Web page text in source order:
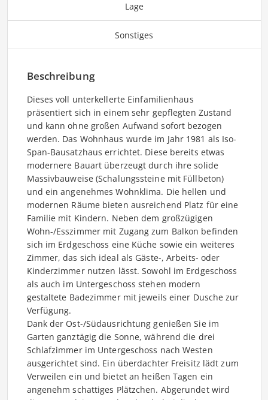
Lage
Sonstiges
Beschreibung
Dieses voll unterkellerte Einfamilienhaus
präsentiert sich in einem sehr gepflegten Zustand
und kann ohne großen Aufwand sofort bezogen
werden. Das Wohnhaus wurde im Jahr 1981 als Iso-
Span-Bausatzhaus errichtet. Diese bereits etwas
modernere Bauart überzeugt durch ihre solide
Massivbauweise (Schalungssteine mit Füllbeton)
und ein angenehmes Wohnklima. Die hellen und
modernen Räume bieten ausreichend Platz für eine
Familie mit Kindern. Neben dem großzügigen
Wohn-/Esszimmer mit Zugang zum Balkon befinden
sich im Erdgeschoss eine Küche sowie ein weiteres
Zimmer, das sich ideal als Gäste-, Arbeits- oder
Kinderzimmer nutzen lässt. Sowohl im Erdgeschoss
als auch im Untergeschoss stehen modern
gestaltete Badezimmer mit jeweils einer Dusche zur
Verfügung.
Dank der Ost-/Südausrichtung genießen Sie im
Garten ganztägig die Sonne, während die drei
Schlafzimmer im Untergeschoss nach Westen
ausgerichtet sind. Ein überdachter Freisitz lädt zum
Verweilen ein und bietet an heißen Tagen ein
angenehm schattiges Plätzchen. Abgerundet wird